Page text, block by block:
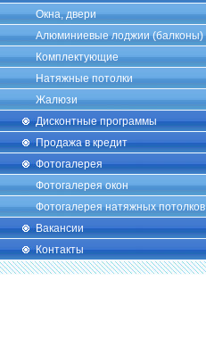
Окна, двери
Алюминиевые лоджии (балконы)
Комплектующие
Натяжные потолки
Жалюзи
Дисконтные программы
Продажа в кредит
Фотогалерея
Фотогалерея окон
Фотогалерея натяжных потолков
Вакансии
Контакты